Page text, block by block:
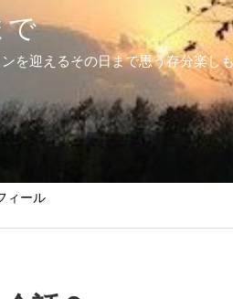
で
を迎えるその日まで思う存分楽し
ィール